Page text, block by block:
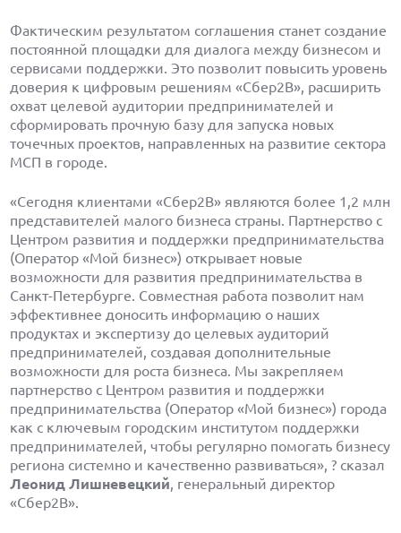
Фактическим результатом соглашения станет создание
постоянной площадки для диалога между бизнесом и
сервисами поддержки. Это позволит повысить уровень
доверия к цифровым решениям «Сбер2B», расширить
охват целевой аудитории предпринимателей и
сформировать прочную базу для запуска новых
точечных проектов, направленных на развитие сектора
МСП в городе.
«Сегодня клиентами «Сбер2B» являются более 1,2 млн
представителей малого бизнеса страны. Партнерство с
Центром развития и поддержки предпринимательства
(Оператор «Мой бизнес») открывает новые
возможности для развития предпринимательства в
Санкт-Петербурге. Совместная работа позволит нам
эффективнее доносить информацию о наших
продуктах и экспертизу до целевых аудиторий
предпринимателей, создавая дополнительные
возможности для роста бизнеса. Мы закрепляем
партнерство с Центром развития и поддержки
предпринимательства (Оператор «Мой бизнес») города
как с ключевым городским институтом поддержки
предпринимателей, чтобы регулярно помогать бизнесу
региона системно и качественно развиваться», ? сказал
Леонид Лишневецкий, генеральный директор
«Сбер2B».